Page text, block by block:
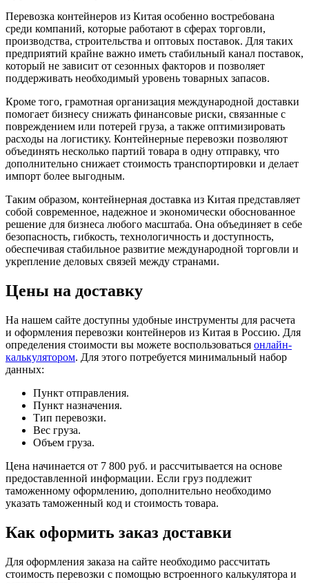
Перевозка контейнеров из Китая особенно востребована
среди компаний, которые работают в сферах торговли,
производства, строительства и оптовых поставок. Для таких
предприятий крайне важно иметь стабильный канал поставок,
который не зависит от сезонных факторов и позволяет
поддерживать необходимый уровень товарных запасов.
Кроме того, грамотная организация международной доставки
помогает бизнесу снижать финансовые риски, связанные с
повреждением или потерей груза, а также оптимизировать
расходы на логистику. Контейнерные перевозки позволяют
объединять несколько партий товара в одну отправку, что
дополнительно снижает стоимость транспортировки и делает
импорт более выгодным.
Таким образом, контейнерная доставка из Китая представляет
собой современное, надежное и экономически обоснованное
решение для бизнеса любого масштаба. Она объединяет в себе
безопасность, гибкость, технологичность и доступность,
обеспечивая стабильное развитие международной торговли и
укрепление деловых связей между странами.
Цены на доставку
На нашем сайте доступны удобные инструменты для расчета
и оформления перевозки контейнеров из Китая в Россию. Для
определения стоимости вы можете воспользоваться онлайн-
калькулятором. Для этого потребуется минимальный набор
данных:
Пункт отправления.
Пункт назначения.
Тип перевозки.
Вес груза.
Объем груза.
Цена начинается от 7 800 руб. и рассчитывается на основе
предоставленной информации. Если груз подлежит
таможенному оформлению, дополнительно необходимо
указать таможенный код и стоимость товара.
Как оформить заказ доставки
Для оформления заказа на сайте необходимо рассчитать
стоимость перевозки с помощью встроенного калькулятора и